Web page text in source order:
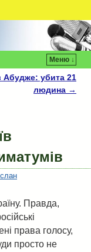
Меню ↓
Абудже: убита 21
людина →
Правда,
права голосу,
просто не